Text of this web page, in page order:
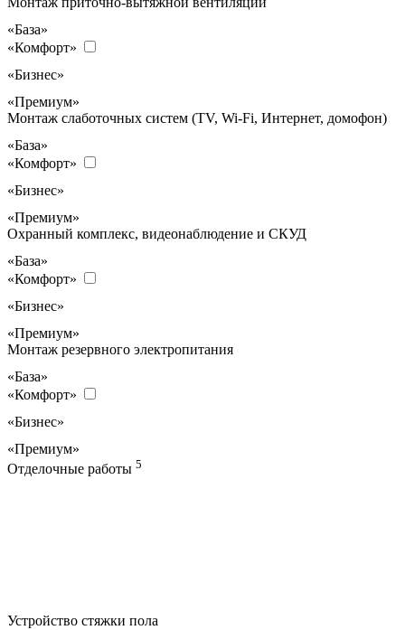
«База»
«Комфорт»
«Бизнес»
«Премиум»
Монтаж слаботочных систем (TV, Wi-Fi, Интернет, домофон)
«База»
«Комфорт»
«Бизнес»
«Премиум»
Охранный комплекс, видеонаблюдение и СКУД
«База»
«Комфорт»
«Бизнес»
«Премиум»
Монтаж резервного электропитания
«База»
«Комфорт»
«Бизнес»
«Премиум»
Отделочные работы 5
Устройство стяжки пола